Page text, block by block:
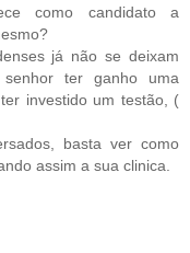
como candidato a
já não se deixam
ter ganho uma
investido um testão, (
basta ver como
assim a sua clinica.